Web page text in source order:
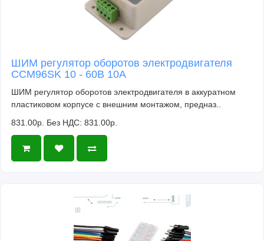
ШИМ регулятор оборотов электродвигателя
CCM96SK 10 - 60В 10А
ШИМ регулятор оборотов электродвигателя в аккуратном
пластиковом корпусе с внешним монтажом, предназ..
831.00р. Без НДС: 831.00р.